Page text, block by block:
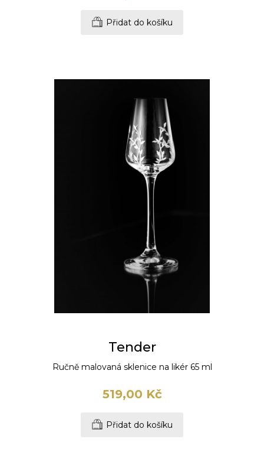
Přidat do košíku
Tender
Ručně malovaná sklenice na likér 65 ml
519,00 Kč
Přidat do košíku